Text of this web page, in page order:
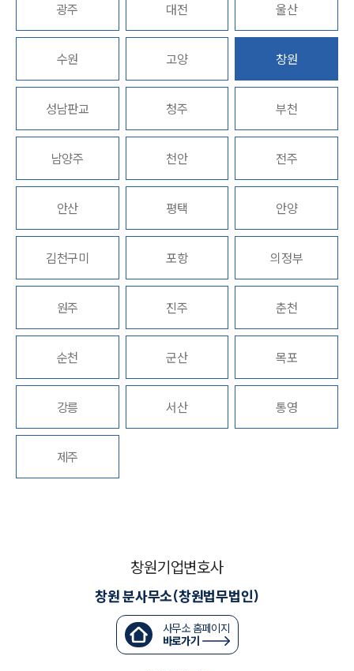
글로벌 파트너 로펌
고객의 소리
AI대륜
INSIGHT
주요 업무사례
기업 인사이트
법률정보
법률지식인
고객후기
NEWS
언론보도
법률 블로그
법률서식
뉴스레터/브로슈어
세미나
대륜법률상담예약
광주 대전 울산
수원 고양 창원
성남판교 청주 부천
남양주 천안 전주
안산 평택 안양
김천구미 포항 의정부
원주 진주 춘천
순천 군산 목포
강릉 서산 통영
제주
창원기업변호사
창원 분사무소(창원법무법인)
사무소 홈페이지
바로가기